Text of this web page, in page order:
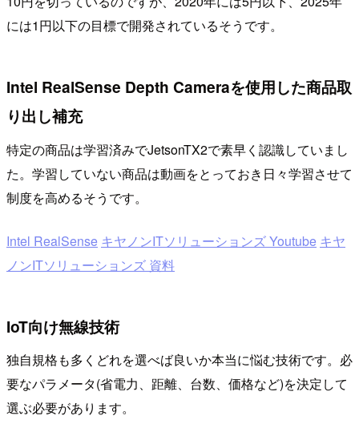
には1円以下の目標で開発されているそうです。
Intel RealSense Depth Cameraを使用した商品取
り出し補充
特定の商品は学習済みでJetsonTX2で素早く認識していまし
た。学習していない商品は動画をとっておき日々学習させて
制度を高めるそうです。
Intel RealSense キヤノンITソリューションズ Youtube キヤ
ノンITソリューションズ 資料
IoT向け無線技術
独自規格も多くどれを選べば良いか本当に悩む技術です。必
要なパラメータ(省電力、距離、台数、価格など)を決定して
選ぶ必要があります。